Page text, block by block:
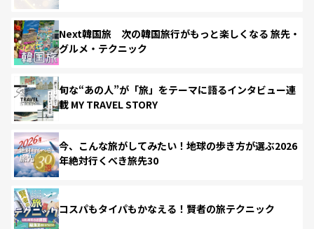
Next韓国旅 次の韓国旅行がもっと楽しくなる 旅先・
グルメ・テクニック
旬な“あの人”が「旅」をテーマに語るインタビュー連
載 MY TRAVEL STORY
今、こんな旅がしてみたい！地球の歩き方が選ぶ2026
年絶対行くべき旅先30
コスパもタイパもかなえる！賢者の旅テクニック